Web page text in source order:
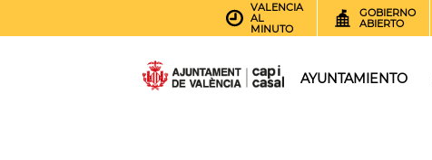
VALENCIA
AL
MINUTO
GOBIERNO
ABIERTO
AYUNTAMIENTO